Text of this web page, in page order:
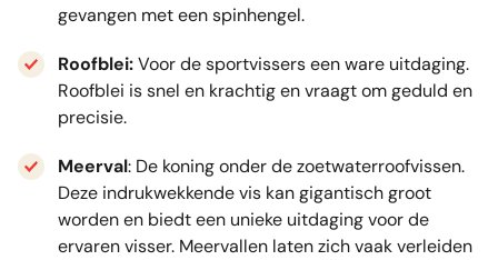
gevangen met een spinhengel.
Roofblei:Voor de sportvissers een ware uitdaging.
Roofblei is snel en krachtig en vraagt om geduld en
precisie.
Meerval: De koning onder de zoetwaterroofvissen.
Deze indrukwekkende vis kan gigantisch groot
worden en biedt een unieke uitdaging voor de
ervaren visser. Meervallen laten zich vaak verleiden